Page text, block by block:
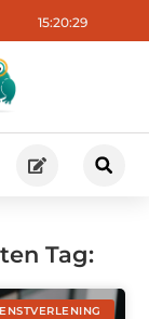
15:20:29
Tag: